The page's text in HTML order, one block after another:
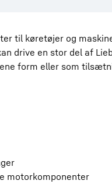
til køretøjer og
drive en stor del af
form eller som
motorkomponenter